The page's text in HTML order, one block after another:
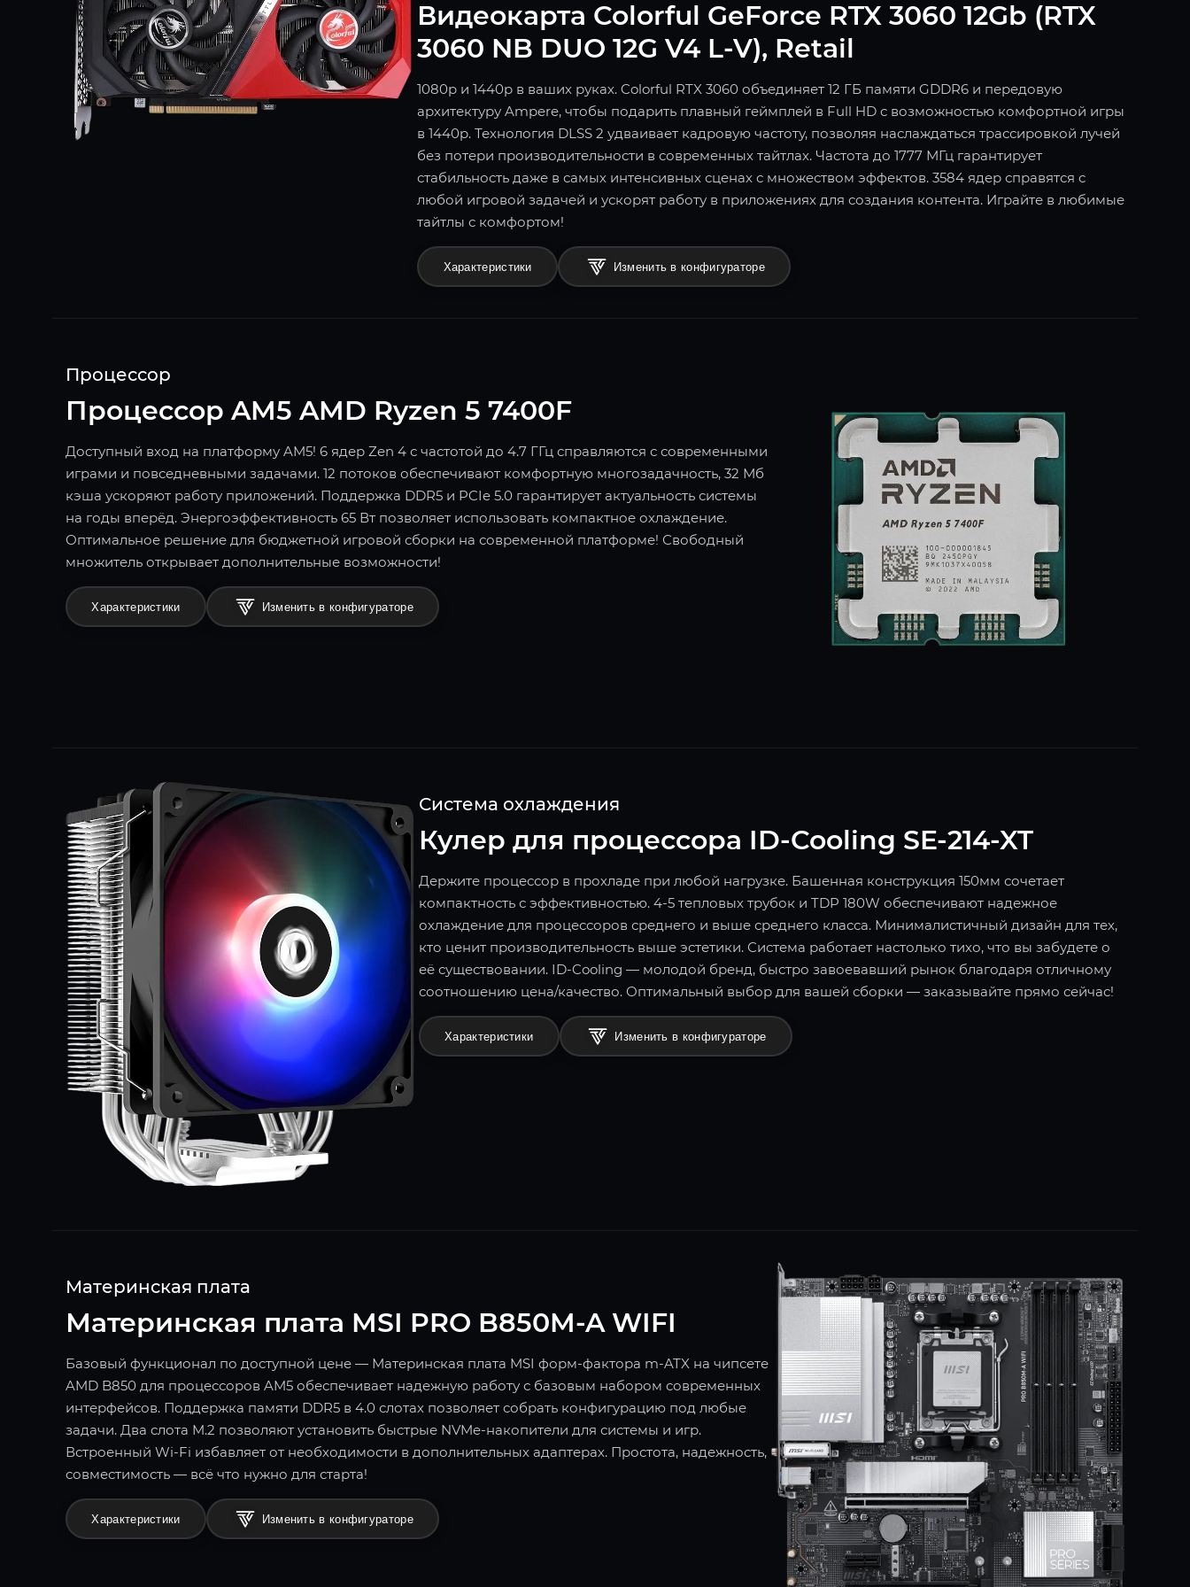
Видеокарта Colorful GeForce RTX 3060 12Gb (RTX
3060 NB DUO 12G V4 L-V), Retail
1080p и 1440p в ваших руках. Colorful RTX 3060 объединяет 12 ГБ памяти GDDR6 и передовую
архитектуру Ampere, чтобы подарить плавный геймплей в Full HD с возможностью комфортной игры
в 1440p. Технология DLSS 2 удваивает кадровую частоту, позволяя наслаждаться трассировкой лучей
без потери производительности в современных тайтлах. Частота до 1777 МГц гарантирует
стабильность даже в самых интенсивных сценах с множеством эффектов. 3584 ядер справятся с
любой игровой задачей и ускорят работу в приложениях для создания контента. Играйте в любимые
тайтлы с комфортом!
Характеристики Изменить в конфигураторе
Процессор
Процессор AM5 AMD Ryzen 5 7400F
Доступный вход на платформу AM5! 6 ядер Zen 4 с частотой до 4.7 ГГц справляются с современными
играми и повседневными задачами. 12 потоков обеспечивают комфортную многозадачность, 32 Мб
кэша ускоряют работу приложений. Поддержка DDR5 и PCIe 5.0 гарантирует актуальность системы
на годы вперёд. Энергоэффективность 65 Вт позволяет использовать компактное охлаждение.
Оптимальное решение для бюджетной игровой сборки на современной платформе! Свободный
множитель открывает дополнительные возможности!
Характеристики Изменить в конфигураторе
Система охлаждения
Кулер для процессора ID-Cooling SE-214-XT
Держите процессор в прохладе при любой нагрузке. Башенная конструкция 150мм сочетает
компактность с эффективностью. 4-5 тепловых трубок и TDP 180W обеспечивают надежное
охлаждение для процессоров среднего и выше среднего класса. Минималистичный дизайн для тех,
кто ценит производительность выше эстетики. Система работает настолько тихо, что вы забудете о
её существовании. ID-Cooling — молодой бренд, быстро завоевавший рынок благодаря отличному
соотношению цена/качество. Оптимальный выбор для вашей сборки — заказывайте прямо сейчас!
Характеристики Изменить в конфигураторе
Материнская плата
Материнская плата MSI PRO B850M-A WIFI
Базовый функционал по доступной цене — Материнская плата MSI форм-фактора m-ATX на чипсете
AMD B850 для процессоров AM5 обеспечивает надежную работу с базовым набором современных
интерфейсов. Поддержка памяти DDR5 в 4.0 слотах позволяет собрать конфигурацию под любые
задачи. Два слота M.2 позволяют установить быстрые NVMe-накопители для системы и игр.
Встроенный Wi-Fi избавляет от необходимости в дополнительных адаптерах. Простота, надежность,
совместимость — всё что нужно для старта!
Характеристики Изменить в конфигураторе